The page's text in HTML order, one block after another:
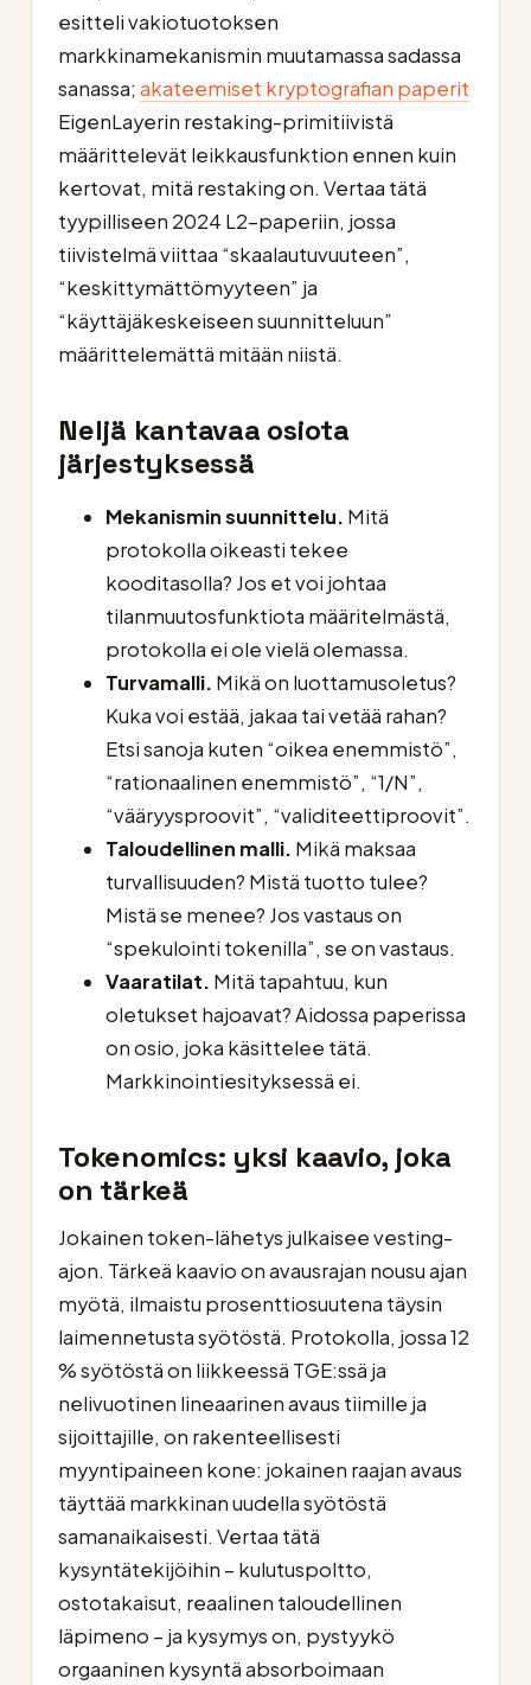
esitteli vakiotuotoksen
markkinamekanismin muutamassa sadassa
sanassa; akateemiset kryptografian paperit
EigenLayerin restaking-primitiivistä
määrittelevät leikkausfunktion ennen kuin
kertovat, mitä restaking on. Vertaa tätä
tyypilliseen 2024 L2-paperiin, jossa
tiivistelmä viittaa “skaalautuvuuteen”,
“keskittymättömyyteen” ja
“käyttäjäkeskeiseen suunnitteluun”
määrittelemättä mitään niistä.
Neljä kantavaa osiota
järjestyksessä
Mekanismin suunnittelu. Mitä
protokolla oikeasti tekee
kooditasolla? Jos et voi johtaa
tilanmuutosfunktiota määritelmästä,
protokolla ei ole vielä olemassa.
Turvamalli. Mikä on luottamusoletus?
Kuka voi estää, jakaa tai vetää rahan?
Etsi sanoja kuten “oikea enemmistö”,
“rationaalinen enemmistö”, “1/N”,
“vääryysproovit”, “validiteettiproovit”.
Taloudellinen malli. Mikä maksaa
turvallisuuden? Mistä tuotto tulee?
Mistä se menee? Jos vastaus on
“spekulointi tokenilla”, se on vastaus.
Vaaratilat. Mitä tapahtuu, kun
oletukset hajoavat? Aidossa paperissa
on osio, joka käsittelee tätä.
Markkinointiesityksessä ei.
Tokenomics: yksi kaavio, joka
on tärkeä
Jokainen token-lähetys julkaisee vesting-
ajon. Tärkeä kaavio on avausrajan nousu ajan
myötä, ilmaistu prosenttiosuutena täysin
laimennetusta syötöstä. Protokolla, jossa 12
% syötöstä on liikkeessä TGE:ssä ja
nelivuotinen lineaarinen avaus tiimille ja
sijoittajille, on rakenteellisesti
myyntipaineen kone: jokainen raajan avaus
täyttää markkinan uudella syötöstä
samanaikaisesti. Vertaa tätä
kysyntätekijöihin – kulutuspoltto,
ostotakaisut, reaalinen taloudellinen
läpimeno – ja kysymys on, pystyykö
orgaaninen kysyntä absorboimaan